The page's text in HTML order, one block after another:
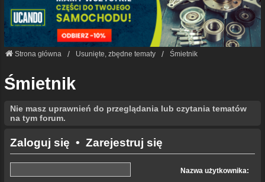
Strona główna Usunięte, zbędne tematy Śmietnik
Śmietnik
Nie masz uprawnień do przeglądania lub czytania tematów
na tym forum.
Zaloguj się • Zarejestruj się
Nazwa użytkownika: